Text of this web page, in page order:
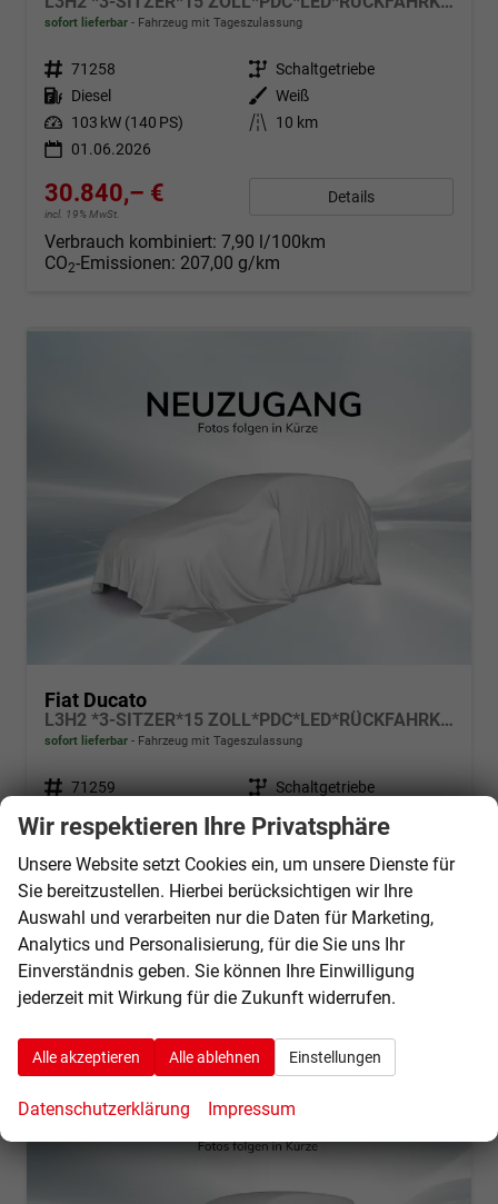
sofort lieferbar Fahrzeug mit Tageszulassung
Fahrzeugnr. 71258 Getriebe Schaltgetriebe
Kraftstoff Diesel Außenfarbe Weiß
Leistung 103 kW (140 PS) Kilometerstand
10 km
01.06.2026
30.840,– €
incl. 19% MwSt.
Details
Verbrauch kombiniert: 7,90 l/100km
CO2-Emissionen: 207,00 g/km
Fiat Ducato
L3H2 *3-SITZER*15 ZOLL*PDC*LED*RÜCKFAHRKAMERA*DAB*KLIMA*HECKTÜRE 260°*
sofort lieferbar Fahrzeug mit Tageszulassung
Fahrzeugnr. 71259 Getriebe Schaltgetriebe
Außenfarbe
Weiß
Leistung 103 kW (140 PS) Kilometerstand 10 km
01.06.2026
30.840,– € Details
Verbrauch kombiniert:
7,90 l/100km
CO -Emissionen:207,00 g/km
Wir respektieren Ihre Privatsphäre
Unsere Website setzt Cookies ein, um unsere Dienste für
Sie bereitzustellen. Hierbei berücksichtigen wir Ihre
Auswahl und verarbeiten nur die Daten für Marketing,
Analytics und Personalisierung, für die Sie uns Ihr
Einverständnis geben. Sie können Ihre Einwilligung
jederzeit mit Wirkung für die Zukunft widerrufen.
Alle akzeptieren Alle ablehnen Einstellungen
Datenschutzerklärung Impressum